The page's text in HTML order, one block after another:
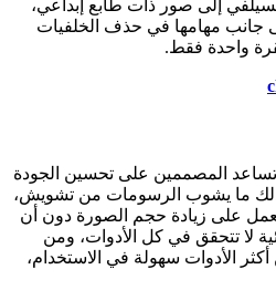
إلى صور ذات طابع إبداعي،
جانب مهامها في حذف الخلفيات
واحدة فقط.
تساعد المصممين على تحسين الجودة
ما يشوب الرسومات من تشويش،
تعمل على زيادة حجم الصورة دون أن
لا تتحقق في كل الأدوات، ومن
أكثر الأدوات سهولة في الاستخدام،